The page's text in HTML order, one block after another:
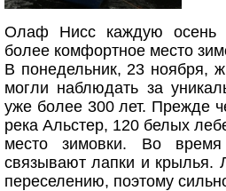
Олаф Нисс каждую осень
более комфортное место
В понедельник, 23 ноября,
могли наблюдать за
уже более 300 лет. Прежде
река Альстер, 120 белых
место зимовки. Во время
связывают лапки и
переселению, поэтому